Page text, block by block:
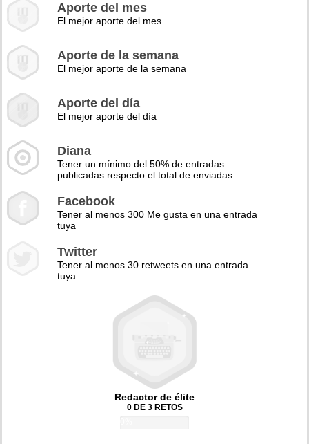
Aporte del mes
El mejor aporte del mes
Aporte de la semana
El mejor aporte de la semana
Aporte del día
El mejor aporte del día
Diana
Tener un mínimo del 50% de entradas
publicadas respecto el total de enviadas
Facebook
Tener al menos 300 Me gusta en una entrada
tuya
Twitter
Tener al menos 30 retweets en una entrada
tuya
Redactor de élite
0 DE 3 RETOS